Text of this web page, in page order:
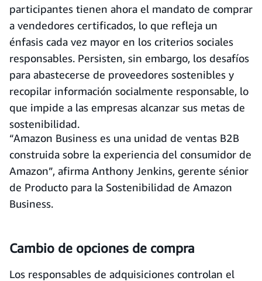
participantes tienen ahora el mandato de comprar
a vendedores certificados, lo que refleja un
énfasis cada vez mayor en los criterios sociales
responsables. Persisten, sin embargo, los desafíos
para abastecerse de proveedores sostenibles y
recopilar información socialmente responsable, lo
que impide a las empresas alcanzar sus metas de
sostenibilidad.
“Amazon Business es una unidad de ventas B2B
construida sobre la experiencia del consumidor de
Amazon”, afirma Anthony Jenkins, gerente sénior
de Producto para la Sostenibilidad de Amazon
Business.
Cambio de opciones de compra
Los responsables de adquisiciones controlan el